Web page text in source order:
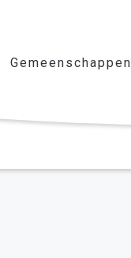
Gemeenschappen